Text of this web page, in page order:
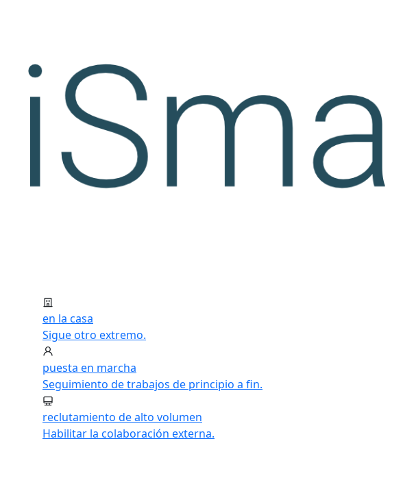
en la casa
Sigue otro extremo.
puesta en marcha
Seguimiento de trabajos de principio a fin.
reclutamiento de alto volumen
Habilitar la colaboración externa.